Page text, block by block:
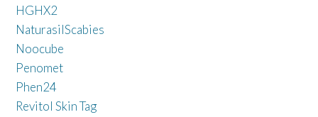
HGHX2
NaturasilScabies
Noocube
Penomet
Phen24
Revitol Skin Tag